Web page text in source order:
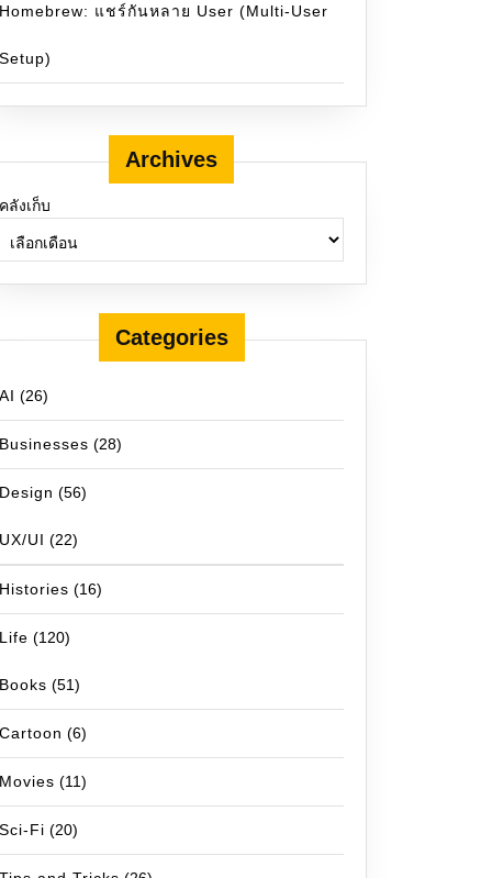
Homebrew: แชร์กันหลาย User (Multi-User
Setup)
Archives
คลังเก็บ
Categories
AI (26)
Businesses (28)
Design (56)
UX/UI (22)
Histories (16)
Life (120)
Books (51)
Cartoon (6)
Movies (11)
Sci-Fi (20)